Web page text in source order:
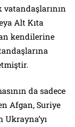
Alt Kıta
kendilerine
da sadece
Afgan, Suriye
Ukrayna’yı